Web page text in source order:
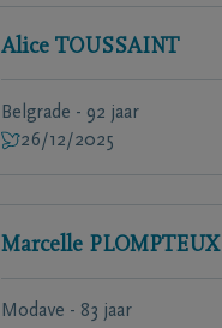
Alice TOUSSAINT
Belgrade - 92 jaar
26/12/2025
Marcelle PLOMPTEUX
Modave - 83 jaar